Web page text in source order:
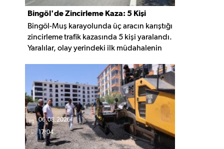
Bingöl'de Zincirleme Kaza: 5 Kişi
Yaralandı
Bingöl-Muş karayolunda üç aracın karıştığı
zincirleme trafik kazasında 5 kişi yaralandı.
Yaralılar, olay yerindeki ilk müdahalenin
06.08.2026
17:04